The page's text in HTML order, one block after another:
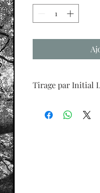
Tirage par Initial
cadre 24x30cm.